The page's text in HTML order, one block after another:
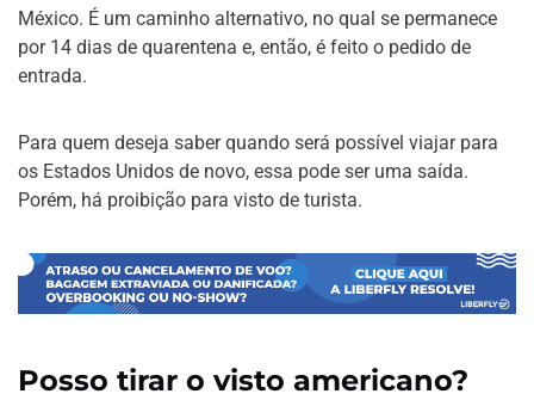
México. É um caminho alternativo, no qual se permanece
por 14 dias de quarentena e, então, é feito o pedido de
entrada.
Para quem deseja saber quando será possível viajar para
os Estados Unidos de novo, essa pode ser uma saída.
Porém, há proibição para visto de turista.
Posso tirar o visto americano?